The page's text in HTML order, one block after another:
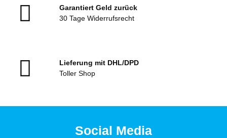
Garantiert Geld zurück
30 Tage Widerrufsrecht
Lieferung mit DHL/DPD
Toller Shop
Social Media